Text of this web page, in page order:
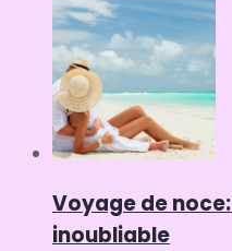
Voyage de
inoubliable